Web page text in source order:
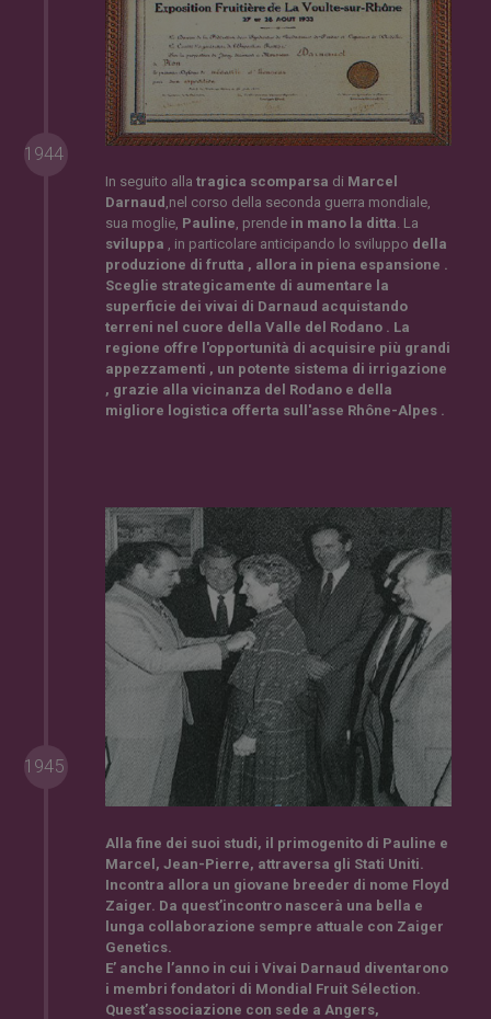
1944
In seguito allatragica scomparsa di Marcel
Darnaud ,nel corso della seconda guerra mondiale,
sua moglie, Pauline, prende in mano la ditta. La
sviluppa , in particolare anticipando lo sviluppo della
produzione di frutta , allora in piena espansione .
Sceglie strategicamente di aumentare la
superficie dei vivai di Darnaud acquistando
terreni nel cuore della Valle del Rodano . La
regione offre l'opportunità di acquisire più grandi
appezzamenti , un potente sistema di irrigazione
, grazie alla vicinanza del Rodano e della
migliore logistica offerta sull'asse Rhône-Alpes .
1945
Alla fine dei suoi studi, il primogenito di Pauline e
Marcel,Jean-Pierre, attraversa gli Stati Uniti.
Incontra allora un giovane breeder di nome Floyd
Zaiger. Da quest’incontro nascerà una bella e
lunga collaborazione sempre attuale con Zaiger
Genetics.
E’ anche l’anno in cui i Vivai Darnaud diventarono
i membri fondatori di Mondial Fruit Sélection.
Quest’associazione con sede a Angers,